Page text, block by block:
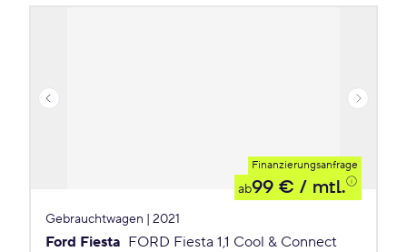
Finanzierungsanfrage
ab99 € / mtl.
Gebrauchtwagen | 2021
Ford Fiesta FORD Fiesta 1,1 Cool & Connect